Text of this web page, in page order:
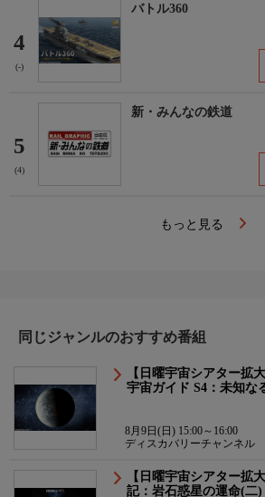
4
(-)
バトル360
5
(4)
新・みんなの鉄道
もっと見る
同じジャンルのおすすめ番組
【日曜宇宙シアター拡
宇宙ガイド S4：未知な
8月9日(日) 15:00～16:00
ディスカバリーチャンネル
【日曜宇宙シアター拡
記：岩石惑星の運命(二)